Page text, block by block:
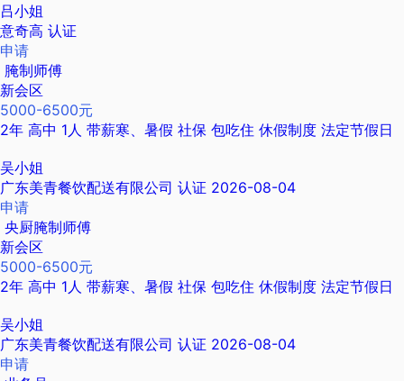
吕小姐
意奇高 认证
申请
腌制师傅
新会区
5000-6500元
2年 高中 1人 带薪寒、暑假 社保 包吃住 休假制度 法定节假日
吴小姐
广东美青餐饮配送有限公司 认证 2026-08-04
申请
央厨腌制师傅
新会区
5000-6500元
2年 高中 1人 带薪寒、暑假 社保 包吃住 休假制度 法定节假日
吴小姐
广东美青餐饮配送有限公司 认证 2026-08-04
申请